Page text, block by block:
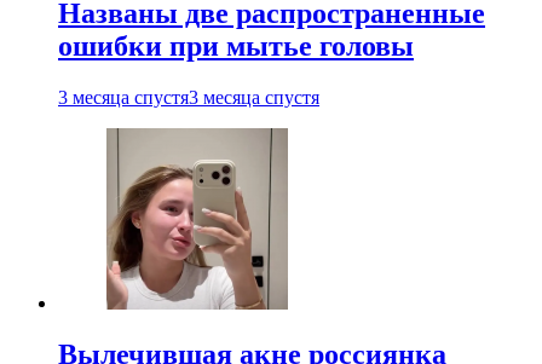
Названы две распространенные
ошибки при мытье головы
3 месяца спустя3 месяца спустя
Вылечившая акне россиянка